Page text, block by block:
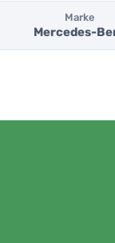
Marke
Mercedes-